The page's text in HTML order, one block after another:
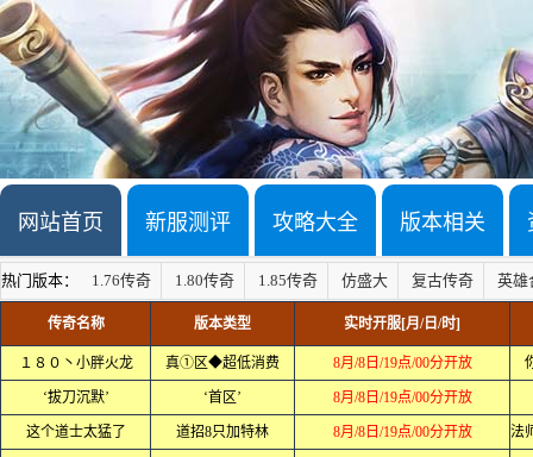
网站首页 新服测评 攻略大全 版本相关
热门版本： 1.76传奇 1.80传奇 1.85传奇 仿盛大 复古传奇 英雄
传奇名称 版本类型 实时开服[月/日/时]
１８０丶小胖火龙 真①区◆超低消费 8月/8日/19点/00分开放
‘拔刀沉默’ ‘首区’ 8月/8日/19点/00分开放
这个道士太猛了 道招8只加特林 8月/8日/19点/00分开放